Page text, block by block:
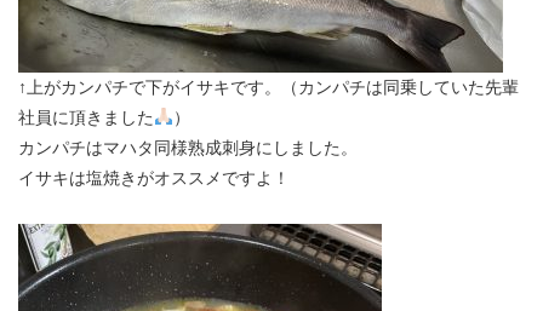
↑上がカンパチで下がイサキです。（カンパチは同乗していた先輩
社員に頂きました
）
カンパチはマハタ同様熟成刺身にしました。
イサキは塩焼きがオススメですよ！